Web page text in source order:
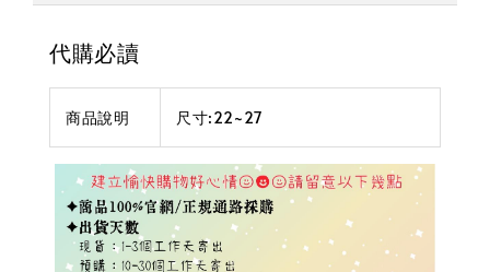
代購必讀
商品說明 尺寸:22~27